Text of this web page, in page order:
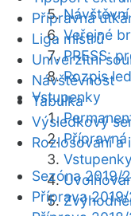
Veřejné
PRESS:
Rozpis
Vstupenky
Přípravná
Přípravná
Liga mistrů
Univerzitní
Návštěvnost
Tabulka
Výsledkový
Rozlosování a
Sezóna 2019/
Příprava